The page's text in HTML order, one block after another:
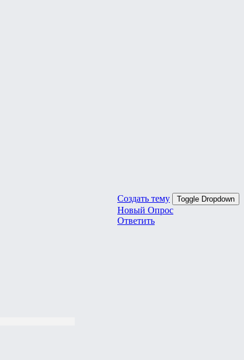
Создать тему Toggle Dropdown
Новый Опрос
Ответить